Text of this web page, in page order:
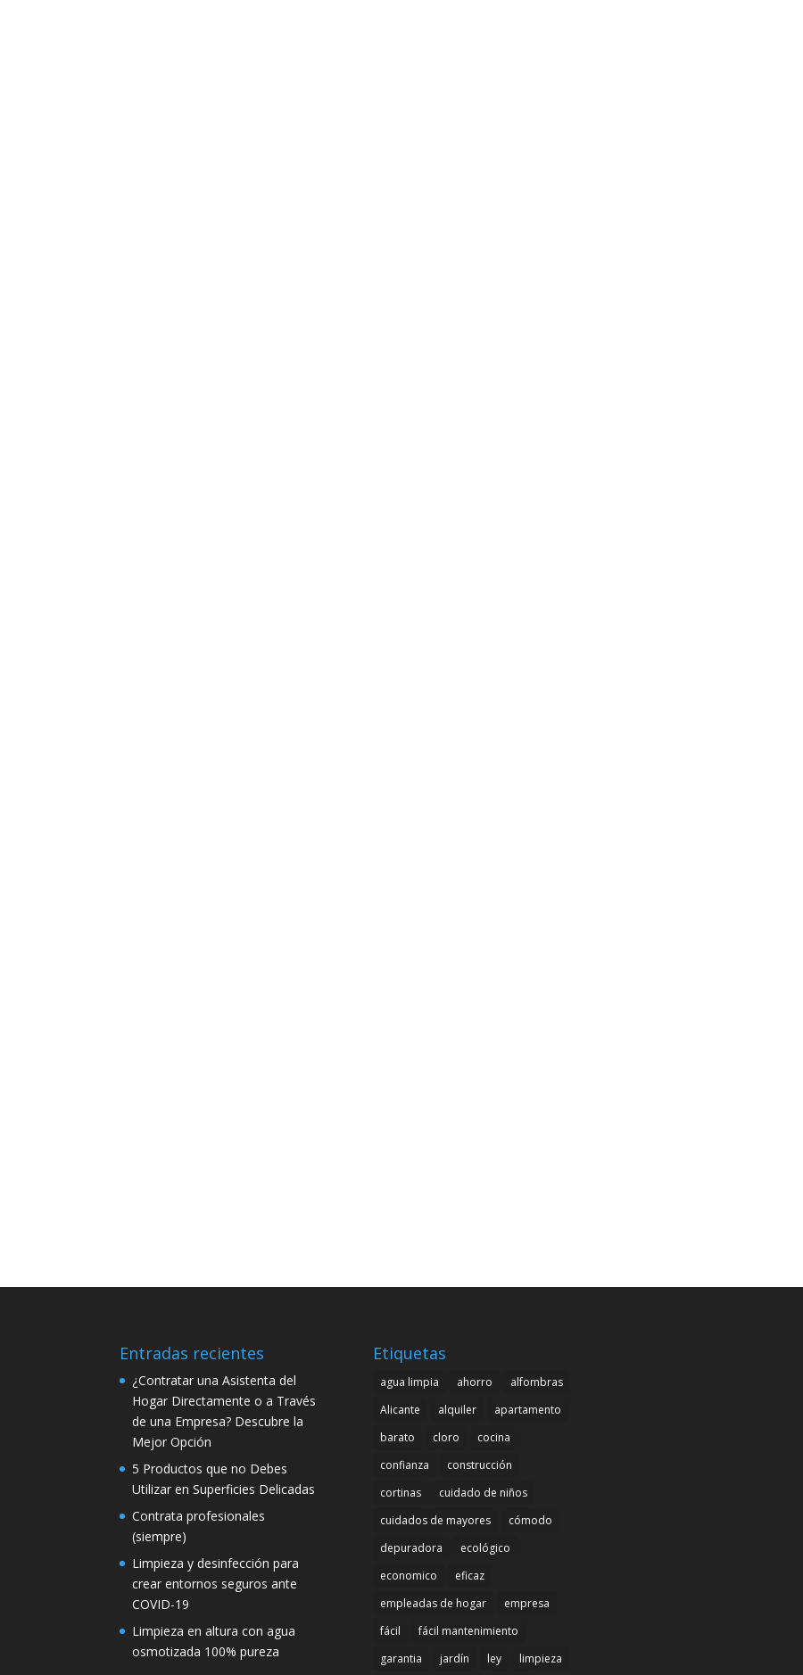
Entradas recientes
¿Contratar una Asistenta del
Hogar Directamente o a Través
de una Empresa? Descubre la
Mejor Opción
5 Productos que no Debes
Utilizar en Superficies Delicadas
Contrata profesionales
(siempre)
Limpieza y desinfección para
crear entornos seguros ante
COVID-19
Limpieza en altura con agua
osmotizada 100% pureza
Etiquetas
agua limpia ahorro
alfombras
Alicante
alquiler
apartamento
barato
cloro
cocina
confianza
construcción
cortinas
cuidado de niños
cuidados de mayores
cómodo
depuradora
ecológico
economico
eficaz
empleadas de hogar
empresa
fácil
fácil mantenimiento
garantia
jardín ley limpieza